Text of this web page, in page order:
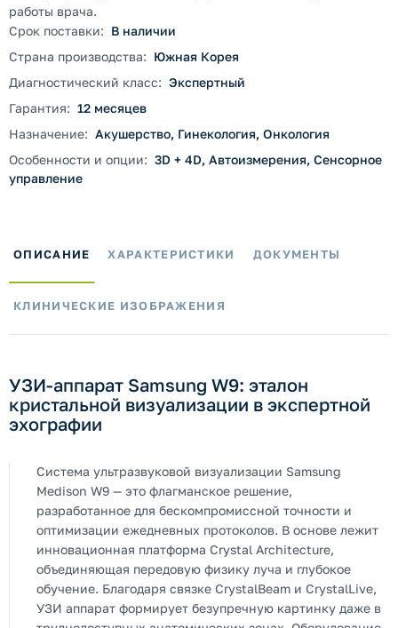
работы врача.
Срок поставки: В наличии
Страна производства: Южная Корея
Диагностический класс: Экспертный
Гарантия: 12 месяцев
Назначение: Акушерство, Гинекология, Онкология
Особенности и опции: 3D + 4D, Автоизмерения, Сенсорное
управление
ОПИСАНИЕ ХАРАКТЕРИСТИКИ ДОКУМЕНТЫ
КЛИНИЧЕСКИЕ ИЗОБРАЖЕНИЯ
УЗИ-аппарат Samsung W9: эталон
кристальной визуализации в экспертной
эхографии
Система ультразвуковой визуализации Samsung
Medison W9 — это флагманское решение,
разработанное для бескомпромиссной точности и
оптимизации ежедневных протоколов. В основе лежит
инновационная платформа Crystal Architecture,
объединяющая передовую физику луча и глубокое
обучение. Благодаря связке CrystalBeam и CrystalLive,
УЗИ аппарат формирует безупречную картинку даже в